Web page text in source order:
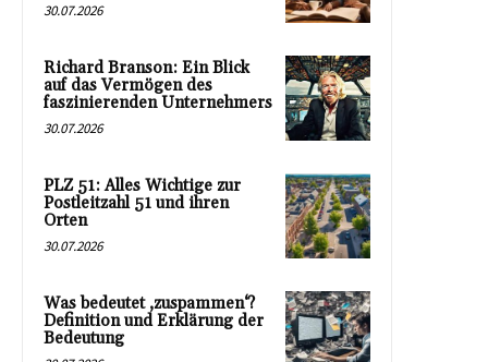
30.07.2026
Richard Branson: Ein Blick
auf das Vermögen des
faszinierenden Unternehmers
30.07.2026
PLZ 51: Alles Wichtige zur
Postleitzahl 51 und ihren
Orten
30.07.2026
Was bedeutet ‚zuspammen‘?
Definition und Erklärung der
Bedeutung